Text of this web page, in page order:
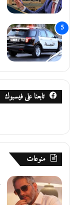
تابعنا على فيسبوك
منوعات